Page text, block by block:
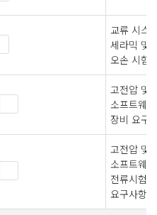
교류 시스
세라믹 및
오손 시험
고전압 및
소프트웨
장비 요구
고전압 및
소프트웨
전류시험
요구사항